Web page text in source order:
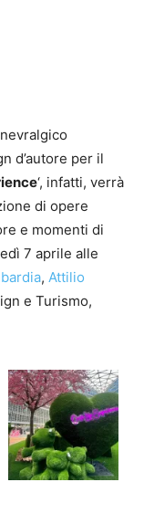
d’autore per il
‘, infatti, verrà
di opere
e momenti di
7 aprile alle
, Attilio
e Turismo,